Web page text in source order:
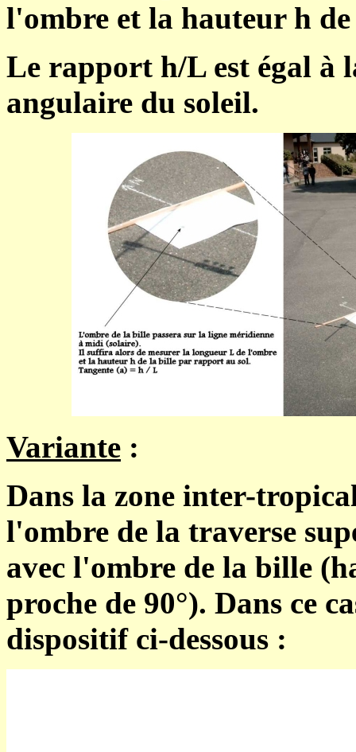
l'ombre et la hauteur h
Le rapport h/L est égal à
angulaire du soleil.
Variante :
Dans la zone inter-
l'ombre de la traverse
avec l'ombre de la bille
proche de 90°). Dans ce
dispositif ci-dessous :